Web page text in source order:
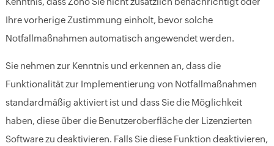
Ihre vorherige Zustimmung einholt, bevor solche
Notfallmaßnahmen automatisch angewendet werden.
Sie nehmen zur Kenntnis und erkennen an, dass die
Funktionalität zur Implementierung von Notfallmaßnahmen
standardmäßig aktiviert ist und dass Sie die Möglichkeit
haben, diese über die Benutzeroberfläche der Lizenzierten
Software zu deaktivieren. Falls Sie diese Funktion deaktivieren,